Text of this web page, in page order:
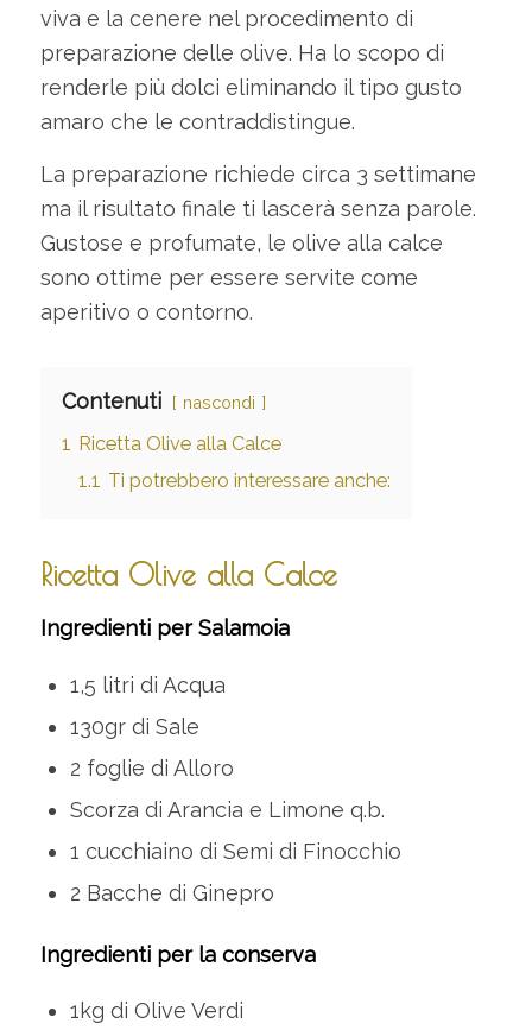
viva e la cenere nel procedimento di
preparazione delle olive. Ha lo scopo di
renderle più dolci eliminando il tipo gusto
amaro che le contraddistingue.
La preparazione richiede circa 3 settimane
ma il risultato finale ti lascerà senza parole.
Gustose e profumate, le olive alla calce
sono ottime per essere servite come
aperitivo o contorno.
Contenuti nascondi
1 Ricetta Olive alla Calce
1.1 Ti potrebbero interessare anche:
Ricetta Olive alla Calce
Ingredienti per Salamoia
1,5 litri di Acqua
130gr di Sale
2 foglie di Alloro
Scorza di Arancia e Limone q.b.
1 cucchiaino di Semi di Finocchio
2 Bacche di Ginepro
Ingredienti per la conserva
1kg di Olive Verdi